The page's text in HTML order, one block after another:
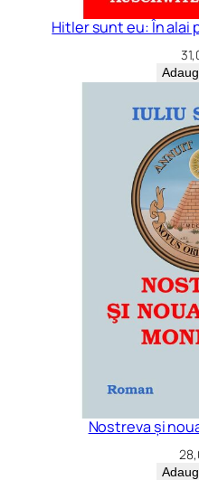
Hitler sunt eu: În alai
Nostreva și